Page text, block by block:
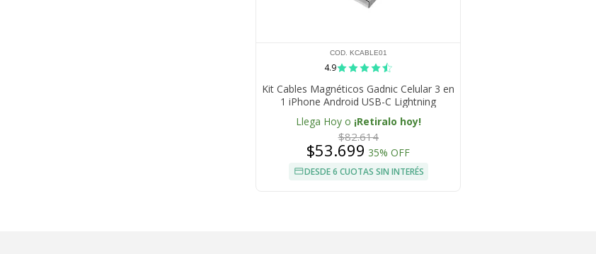
COD. KCABLE01
4.9
Kit Cables Magnéticos Gadnic Celular 3 en
1 iPhone Android USB-C Lightning
Llega Hoy o ¡Retiralo hoy!
$82.614
$53.699 35% OFF
DESDE 6 CUOTAS SIN INTERÉS